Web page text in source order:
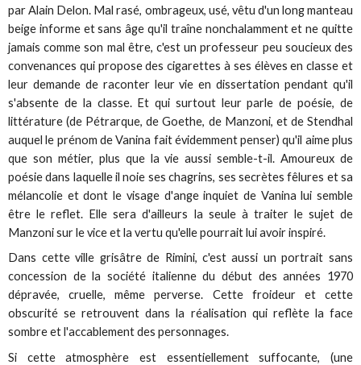
par Alain Delon. Mal rasé, ombrageux, usé, vêtu d'un long manteau
beige informe et sans âge qu'il traîne nonchalamment et ne quitte
jamais comme son mal être, c'est un professeur peu soucieux des
convenances qui propose des cigarettes à ses élèves en classe et
leur demande de raconter leur vie en dissertation pendant qu'il
s'absente de la classe. Et qui surtout leur parle de poésie, de
littérature (de Pétrarque, de Goethe, de Manzoni, et de Stendhal
auquel le prénom de Vanina fait évidemment penser) qu'il aime plus
que son métier, plus que la vie aussi semble-t-il. Amoureux de
poésie dans laquelle il noie ses chagrins, ses secrètes fêlures et sa
mélancolie et dont le visage d'ange inquiet de Vanina lui semble
être le reflet. Elle sera d'ailleurs la seule à traiter le sujet de
Manzoni sur le vice et la vertu qu'elle pourrait lui avoir inspiré.
Dans cette ville grisâtre de Rimini, c'est aussi un portrait sans
concession de la société italienne du début des années 1970
dépravée, cruelle, même perverse. Cette froideur et cette
obscurité se retrouvent dans la réalisation qui reflète la face
sombre et l'accablement des personnages.
Si cette atmosphère est essentiellement suffocante, (une